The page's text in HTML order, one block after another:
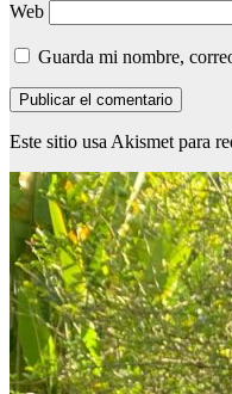
Web
Guarda mi nombre,
Este sitio usa Akismet para